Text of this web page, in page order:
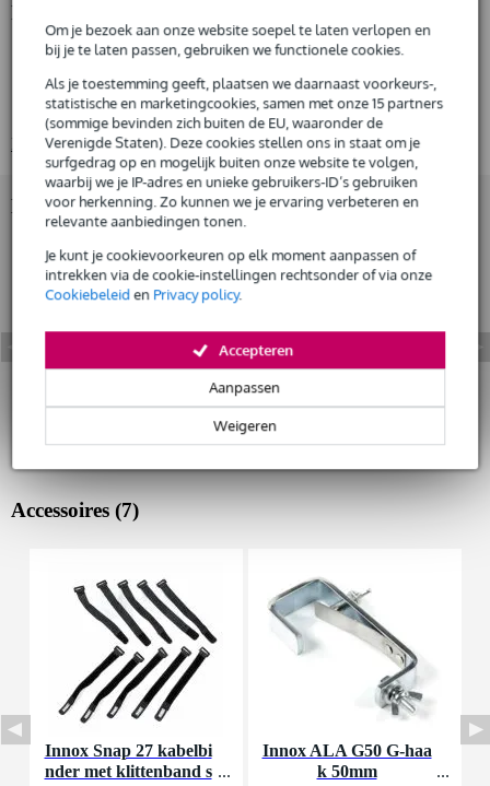
Om je bezoek aan onze website soepel te laten verlopen en
bij je te laten passen, gebruiken we functionele cookies.
Als je toestemming geeft, plaatsen we daarnaast voorkeurs-,
statistische en marketingcookies, samen met onze 15 partners
(sommige bevinden zich buiten de EU, waaronder de
Verenigde Staten). Deze cookies stellen ons in staat om je
surfgedrag op en mogelijk buiten onze website te volgen,
waarbij we je IP-adres en unieke gebruikers-ID’s gebruiken
voor herkenning. Zo kunnen we je ervaring verbeteren en
relevante aanbiedingen tonen.
Je kunt je cookievoorkeuren op elk moment aanpassen of
intrekken via de cookie-instellingen rechtsonder of via onze
Cookiebeleiden Privacy policy.
Weigeren
Aanpassen
Accepteren
Huur meerdere producten tegelijk: min. € 300,- en max.
€ 2.500,-
Gratisthuisbezorgd of op te halen in de winkel
Al na 4 maanden maandelijks opzegbaar
De mogelijkheid om je product(en) met korting te kopen
Snelle vervanging door Bax Music bij een defect
Huur dit product
Productinformatie
materiaal: aluminium
legering: EN AW-6082 T6
hoofdbuis diameter: 50 mm
Bekijk alle productspecificaties
Bekijk ook eens (10)
Accessoires (7)
Innox Snap 27 kabelbi
nder met klittenband s
Innox ALA G50 G-haa
k 50mm